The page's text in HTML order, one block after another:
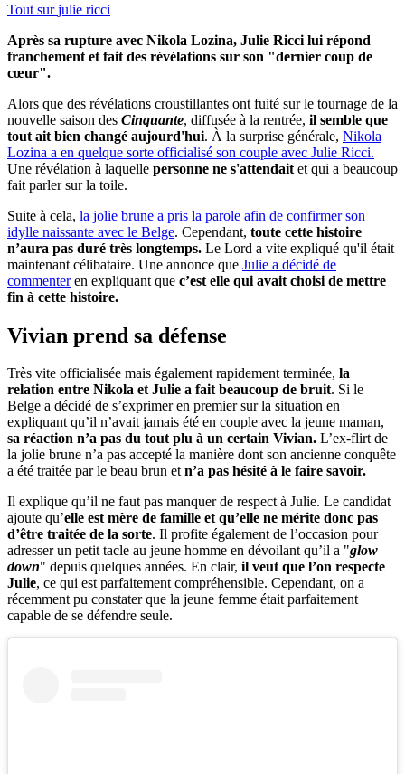
Tout surjulie ricci
Après sa rupture avec Nikola Lozina, Julie Ricci lui répond
franchement et fait des révélations sur son "dernier coup de
cœur".
Alors que des révélations croustillantes ont fuité sur le tournage de la
nouvelle saison des Cinquante, diffusée à la rentrée, il semble que
tout ait bien changé aujourd'hui. À la surprise générale, Nikola
Lozina a en quelque sorte officialisé son couple avec Julie Ricci.
Une révélation à laquelle personne ne s'attendait et qui a beaucoup
fait parler sur la toile.
Suite à cela, la jolie brune a pris la parole afin de confirmer son
idylle naissante avec le Belge. Cependant, toute cette histoire
n’aura pas duré très longtemps. Le Lord a vite expliqué qu'il était
maintenant célibataire. Une annonce que Julie a décidé de
commenteren expliquant que c’est elle qui avait choisi de mettre
fin à cette histoire.
Vivian prend sa défense
Très vite officialisée mais également rapidement terminée, la
relation entre Nikola et Julie a fait beaucoup de bruit. Si le
Belge a décidé de s’exprimer en premier sur la situation en
expliquant qu’il n’avait jamais été en couple avec la jeune maman,
sa réaction n’a pas du tout plu à un certain Vivian. L’ex-flirt de
la jolie brune n’a pas accepté la manière dont son ancienne conquête
a été traitée par le beau brun etn’a pas hésité à le faire savoir.
Il explique qu’il ne faut pas manquer de respect à Julie. Le candidat
ajoute qu’elle est mère de famille et qu’elle ne mérite donc pas
d’être traitée de la sorte. Il profite également de l’occasion pour
adresser un petit tacle au jeune homme en dévoilant qu’il a "glow
down" depuis quelques années. En clair, il veut que l’on respecte
Julie, ce qui est parfaitement compréhensible. Cependant, on a
récemment pu constater que la jeune femme était parfaitement
capable de se défendre seule.